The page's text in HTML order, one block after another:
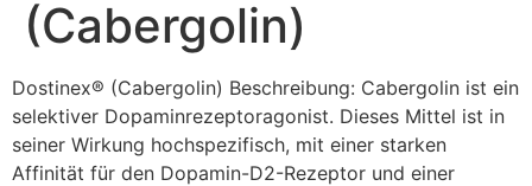
(Cabergolin)
Dostinex® (Cabergolin) Beschreibung: Cabergolin ist ein
selektiver Dopaminrezeptoragonist. Dieses Mittel ist in
seiner Wirkung hochspezifisch, mit einer starken
Affinität für den Dopamin-D2-Rezeptor und einer